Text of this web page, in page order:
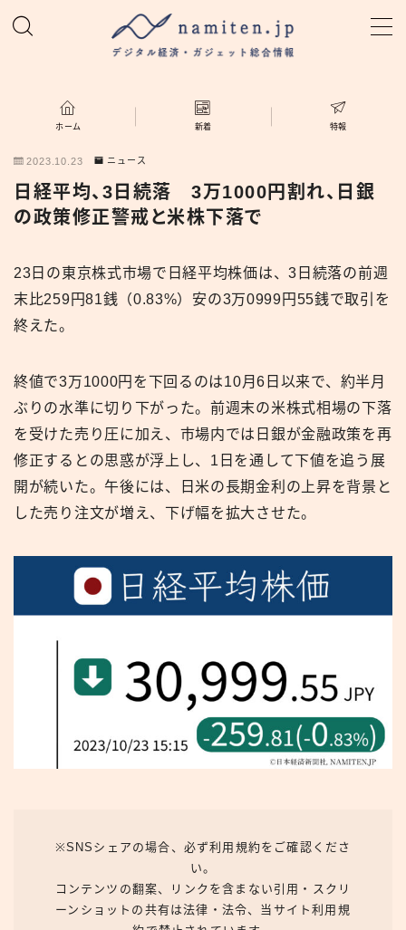
ホーム
新着
namiten.jp
ホーム 新着 特報
2023.10.23 ニュース
日経平均、3日続落 3万1000円割れ、日銀
の政策修正警戒と米株下落で
23日の東京株式市場で日経平均株価は、3日続落の前週
末比259円81銭（0.83%）安の3万0999円55銭で取引を
終えた。
終値で3万1000円を下回るのは10月6日以来で、約半月
ぶりの水準に切り下がった。前週末の米株式相場の下落
を受けた売り圧に加え、市場内では日銀が金融政策を再
修正するとの思惑が浮上し、1日を通して下値を追う展
開が続いた。午後には、日米の長期金利の上昇を背景と
した売り注文が増え、下げ幅を拡大させた。
※SNSシェアの場合、必ず利用規約をご確認くださ
い。
コンテンツの翻案、リンクを含まない引用・スクリ
ーンショットの共有は法律・法令、当サイト利用規